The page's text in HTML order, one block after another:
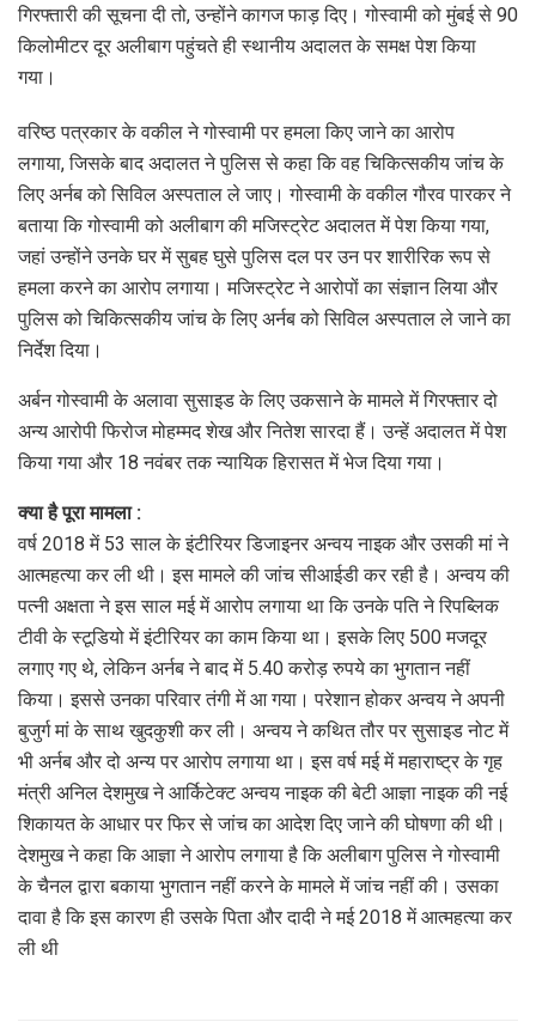
गिरफ्तारी की सूचना दी तो, उन्होंने कागज फाड़ दिए। गोस्वामी को मुंबई से 90
किलोमीटर दूर अलीबाग पहुंचते ही स्थानीय अदालत के समक्ष पेश किया
गया।
वरिष्ठ पत्रकार के वकील ने गोस्वामी पर हमला किए जाने का आरोप
लगाया, जिसके बाद अदालत ने पुलिस से कहा कि वह चिकित्सकीय जांच के
लिए अर्नब को सिविल अस्पताल ले जाए। गोस्वामी के वकील गौरव पारकर ने
बताया कि गोस्वामी को अलीबाग की मजिस्ट्रेट अदालत में पेश किया गया,
जहां उन्होंने उनके घर में सुबह घुसे पुलिस दल पर उन पर शारीरिक रूप से
हमला करने का आरोप लगाया। मजिस्ट्रेट ने आरोपों का संज्ञान लिया और
पुलिस को चिकित्सकीय जांच के लिए अर्नब को सिविल अस्पताल ले जाने का
निर्देश दिया।
अर्बन गोस्वामी के अलावा सुसाइड के लिए उकसाने के मामले में गिरफ्तार दो
अन्य आरोपी फिरोज मोहम्मद शेख और नितेश सारदा हैं। उन्हें अदालत में पेश
किया गया और 18 नवंबर तक न्यायिक हिरासत में भेज दिया गया।
क्या है पूरा मामला :
वर्ष 2018 में 53 साल के इंटीरियर डिजाइनर अन्वय नाइक और उसकी मां ने
आत्महत्या कर ली थी। इस मामले की जांच सीआईडी कर रही है। अन्वय की
पत्नी अक्षता ने इस साल मई में आरोप लगाया था कि उनके पति ने रिपब्लिक
टीवी के स्टूडियो में इंटीरियर का काम किया था। इसके लिए 500 मजदूर
लगाए गए थे, लेकिन अर्नब ने बाद में 5.40 करोड़ रुपये का भुगतान नहीं
किया। इससे उनका परिवार तंगी में आ गया। परेशान होकर अन्वय ने अपनी
बुजुर्ग मां के साथ खुदकुशी कर ली। अन्वय ने कथित तौर पर सुसाइड नोट में
भी अर्नब और दो अन्य पर आरोप लगाया था। इस वर्ष मई में महाराष्ट्र के गृह
मंत्री अनिल देशमुख ने आर्किटेक्ट अन्वय नाइक की बेटी आज्ञा नाइक की नई
शिकायत के आधार पर फिर से जांच का आदेश दिए जाने की घोषणा की थी।
देशमुख ने कहा कि आज्ञा ने आरोप लगाया है कि अलीबाग पुलिस ने गोस्वामी
के चैनल द्वारा बकाया भुगतान नहीं करने के मामले में जांच नहीं की। उसका
दावा है कि इस कारण ही उसके पिता और दादी ने मई 2018 में आत्महत्या कर
ली थी